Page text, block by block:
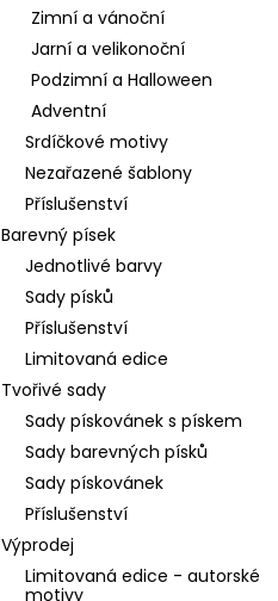
Zimní a vánoční
Jarní a velikonoční
Podzimní a Halloween
Adventní
Srdíčkové motivy
Nezařazené šablony
Příslušenství
Barevný písek
Jednotlivé barvy
Sady písků
Příslušenství
Limitovaná edice
Tvořivé sady
Sady pískovánek s pískem
Sady barevných písků
Sady pískovánek
Příslušenství
Výprodej
Limitovaná edice - autorské
motivy